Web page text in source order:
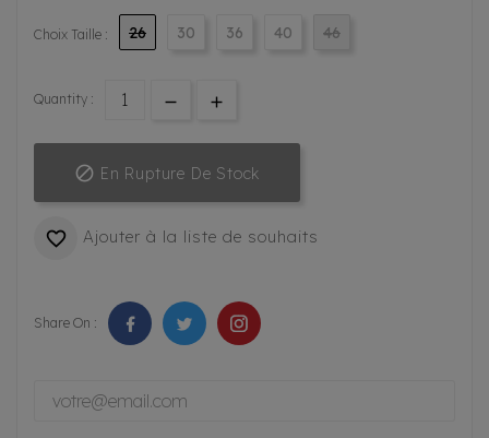
Choix Taille : 26 30 36 40 46
Quantity :
 En Rupture De Stock
 Ajouter à la liste de souhaits
Share On :